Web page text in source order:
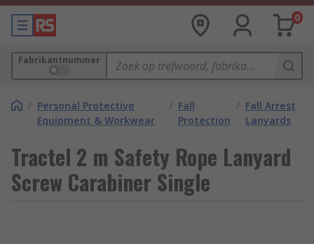
0
Fabrikantnummer
/ Personal Protective
Equipment & Workwear
/ Fall
Protection
/ Fall Arrest
Lanyards
Tractel 2 m Safety Rope Lanyard
Screw Carabiner Single